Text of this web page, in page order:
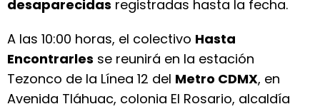
desaparecidas registradas hasta la fecha.
A las 10:00 horas, el colectivo Hasta
Encontrarles se reunirá en la estación
Tezonco de la Línea 12 del Metro CDMX, en
Avenida Tláhuac, colonia El Rosario, alcaldía